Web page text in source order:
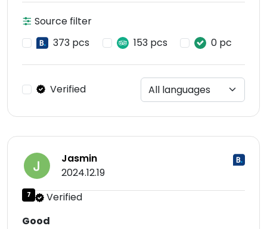
Source filter
373 pcs
153 pcs 0 pc
Verified
Jasmin
2024.12.19
7
Verified
Good